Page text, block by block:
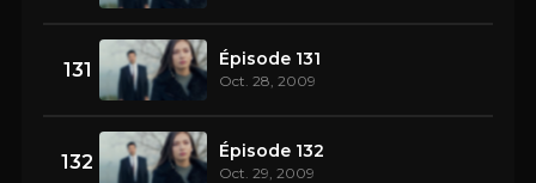
131 Épisode 131
Oct. 28, 2009
132 Épisode 132
Oct. 29, 2009